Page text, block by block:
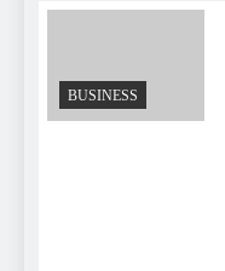
BUSINESS